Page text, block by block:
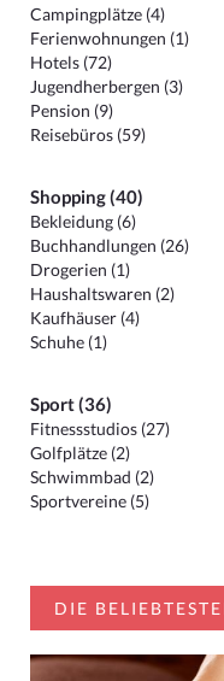
Campingplätze (4)
Ferienwohnungen (1)
Hotels (72)
Jugendherbergen (3)
Pension (9)
Reisebüros (59)
Shopping (40)
Bekleidung (6)
Buchhandlungen (26)
Drogerien (1)
Haushaltswaren (2)
Kaufhäuser (4)
Schuhe (1)
Sport (36)
Fitnessstudios (27)
Golfplätze (2)
Schwimmbad (2)
Sportvereine (5)
DIE